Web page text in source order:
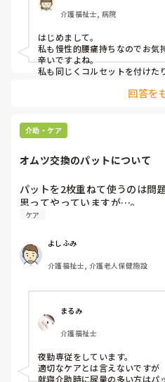
介護福祉士, 病院
はじめまして。
私も慢性的腰痛持ちなのでお気
辛いですよね。
私も同じくコルセットを付けた
あとは家で余裕のある時に、
ね！
回答を
介助・ケア
オムツ交換のパットについて
パットを2枚重ねて使うのは問
思ってやっていますが…。
ケア
よしふみ
介護福祉士, 介護老人保健施設
まるみ
介護福祉士
夜勤専従をしています。
適切なケアとは言えないですが
就寝介助時に尿量の多い方はパ